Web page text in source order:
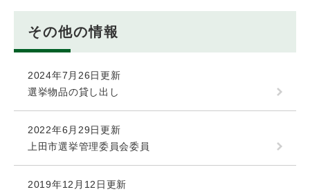
その他の情報
2024年7月26日更新
選挙物品の貸し出し
2022年6月29日更新
上田市選挙管理委員会委員
2019年12月12日更新